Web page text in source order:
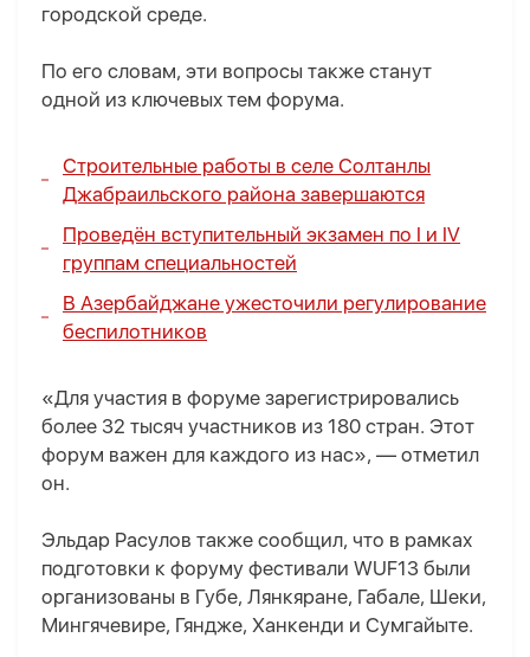
городской среде.
По его словам, эти вопросы также станут
одной из ключевых тем форума.
Строительные работы в селе Солтанлы
Джабраильского района завершаются
Проведён вступительный экзамен по I и IV
группам специальностей
В Азербайджане ужесточили регулирование
беспилотников
«Для участия в форуме зарегистрировались
более 32 тысяч участников из 180 стран. Этот
форум важен для каждого из нас», — отметил
он.
Эльдар Расулов также сообщил, что в рамках
подготовки к форуму фестивали WUF13 были
организованы в Губе, Лянкяране, Габале, Шеки,
Мингячевире, Гяндже, Ханкенди и Сумгайыте.